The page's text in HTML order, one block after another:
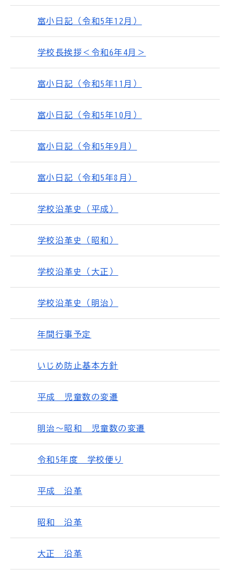
富小日記（令和5年12月）
学校長挨拶＜令和6年4月＞
富小日記（令和5年11月）
富小日記（令和5年10月）
富小日記（令和5年9月）
富小日記（令和5年8月）
学校沿革史（平成）
学校沿革史（昭和）
学校沿革史（大正）
学校沿革史（明治）
年間行事予定
いじめ防止基本方針
平成 児童数の変遷
明治～昭和 児童数の変遷
令和5年度 学校便り
平成 沿革
昭和 沿革
大正 沿革